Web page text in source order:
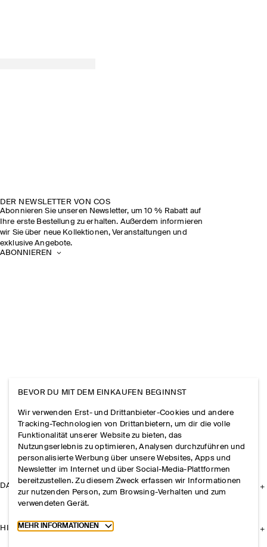
DER NEWSLETTER VON COS
Abonnieren Sie unseren Newsletter, um 10 % Rabatt auf
Ihre erste Bestellung zu erhalten. Außerdem informieren
wir Sie über neue Kollektionen, Veranstaltungen und
exklusive Angebote.
ABONNIEREN
DAS UNTERNEHMEN
HILFE
BEVOR DU MIT DEM EINKAUFEN BEGINNST
Wir verwenden Erst- und Drittanbieter-Cookies und andere
Tracking-Technologien von Drittanbietern, um dir die volle
Funktionalität unserer Website zu bieten, das
Nutzungserlebnis zu optimieren, Analysen durchzuführen und
personalisierte Werbung über unsere Websites, Apps und
Newsletter im Internet und über Social-Media-Plattformen
bereitzustellen. Zu diesem Zweck erfassen wir Informationen
zur nutzenden Person, zum Browsing-Verhalten und zum
verwendeten Gerät.
Toggle more cookie information
MEHR INFORMATIONEN